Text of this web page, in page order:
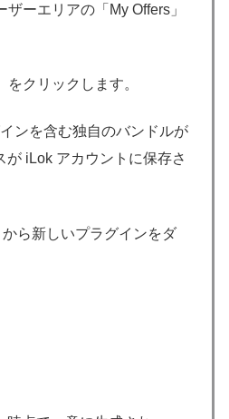
ーエリアの「My Offers」
クリックします。
ンを含む独自のバンドルが
が iLok アカウントに保存さ
ら新しいプラグインをダ